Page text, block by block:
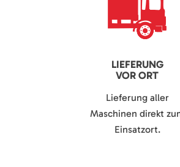
LIEFERUNG
VOR ORT
Lieferung aller
Maschinen direkt
Einsatzort.